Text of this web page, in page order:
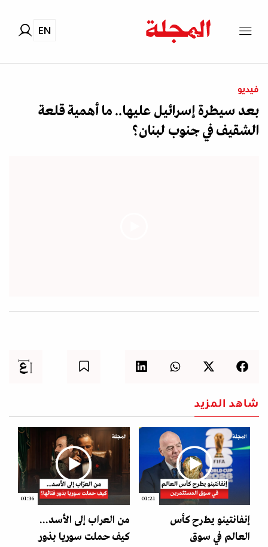
EN
فيديو
بعد سيطرة إسرائيل عليها.. ما أهمية قلعة
الشقيف في جنوب لبنان؟
شاهد المزيد
01:21
إنفانتينو يطرح كأس
العالم في سوق
01:36
من العراب إلى الأسد...
كيف حملت سوريا بذور